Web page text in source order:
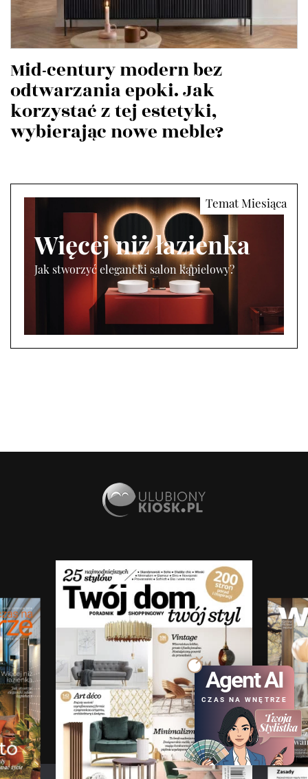
Mid-century modern bez
odtwarzania epoki. Jak
korzystać z tej estetyki,
wybierając nowe meble?
Więcej niż łazienka
Jak stworzyć elegancki salon kąpielowy?
Agent AI
CZAS NA WNĘTRZE